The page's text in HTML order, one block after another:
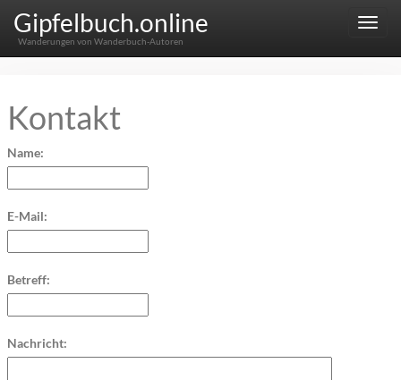
Menu
Gipfelbuch.online
Wanderungen von Wanderbuch-Autoren
Kontakt
Name:
E-Mail:
Betreff:
Nachricht: